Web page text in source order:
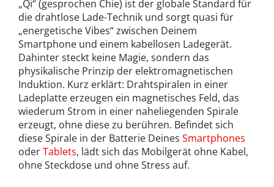
„Qi“ (gesprochen Chie) ist der globale Standard für
die drahtlose Lade-Technik und sorgt quasi für
„energetische Vibes“ zwischen Deinem
Smartphone und einem kabellosen Ladegerät.
Dahinter steckt keine Magie, sondern das
physikalische Prinzip der elektromagnetischen
Induktion. Kurz erklärt: Drahtspiralen in einer
Ladeplatte erzeugen ein magnetisches Feld, das
wiederum Strom in einer naheliegenden Spirale
erzeugt, ohne diese zu berühren. Befindet sich
diese Spirale in der Batterie Deines Smartphones
oderTablets, lädt sich das Mobilgerät ohne Kabel,
ohne Steckdose und ohne Stress auf.